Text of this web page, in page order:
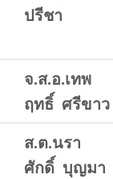
ปรีชา
จ.ส.อ.เทพ
ฤทธิ์ ศรีขาว
ส.ต.นรา
ศักดิ์ บุญมา